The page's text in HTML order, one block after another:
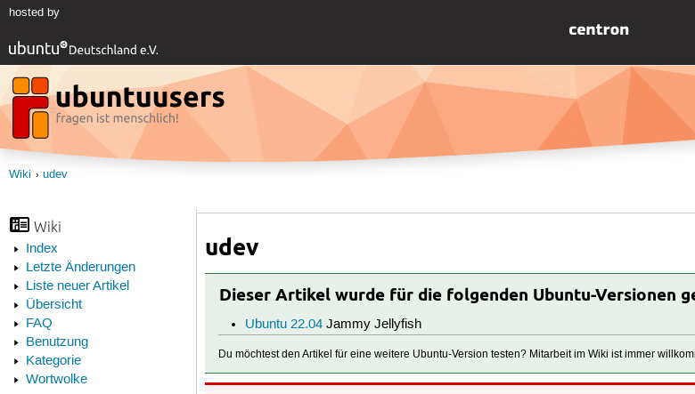
hosted by
Wiki udev
Wiki
Index
Letzte Änderungen
Liste neuer Artikel
Übersicht
FAQ
Benutzung
Kategorie
Wortwolke
udev
Dieser Artikel wurde für die folgenden Ubuntu-Versionen
Ubuntu 22.04Jammy Jellyfish
Du möchtest den Artikel für eine weitere Ubuntu-Version testen? Mitarbeit im Wiki ist immer